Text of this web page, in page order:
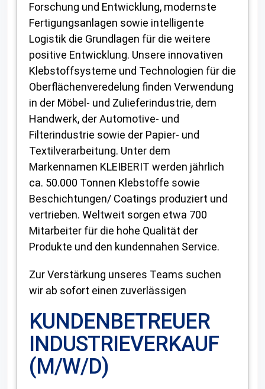
Forschung und Entwicklung, modernste
Fertigungsanlagen sowie intelligente
Logistik die Grundlagen für die weitere
positive Entwicklung. Unsere innovativen
Klebstoffsysteme und Technologien für die
Oberflächenveredelung finden Verwendung
in der Möbel- und Zulieferindustrie, dem
Handwerk, der Automotive- und
Filterindustrie sowie der Papier- und
Textilverarbeitung. Unter dem
Markennamen KLEIBERIT werden jährlich
ca. 50.000 Tonnen Klebstoffe sowie
Beschichtungen/ Coatings produziert und
vertrieben. Weltweit sorgen etwa 700
Mitarbeiter für die hohe Qualität der
Produkte und den kundennahen Service.
Zur Verstärkung unseres Teams suchen
wir ab sofort einen zuverlässigen
KUNDENBETREUER
INDUSTRIEVERKAUF
(M/W/D)